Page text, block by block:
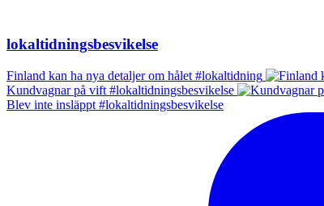
lokaltidningsbesvikelse
Finland kan ha nya detaljer om hålet #lokaltidning
Kundvagnar på vift #lokaltidningsbesvikelse
Blev inte insläppt #lokaltidningsbesvikelse